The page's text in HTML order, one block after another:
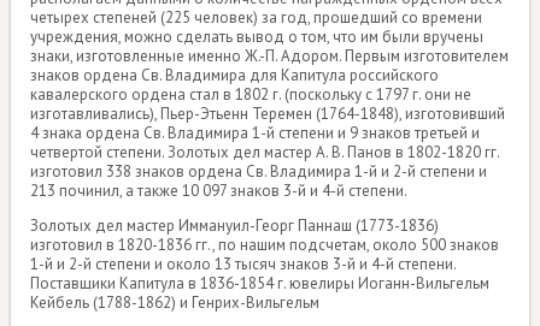
четырех степеней (225 человек) за год, прошедший со времени
учреждения, можно сделать вывод о том, что им были вручены
знаки, изготовленные именно Ж.-П. Адором. Первым изготовителем
знаков ордена Св. Владимира для Капитула российского
кавалерского ордена стал в 1802 г. (поскольку с 1797 г. они не
изготавливались), Пьер-Этьенн Теремен (1764-1848), изготовивший
4 знака ордена Св. Владимира 1-й степени и 9 знаков третьей и
четвертой степени. Золотых дел мастер А. В. Панов в 1802-1820 гг.
изготовил 338 знаков ордена Св. Владимира 1-й и 2-й степени и
213 починил, а также 10 097 знаков 3-й и 4-й степени.
Золотых дел мастер Иммануил-Георг Паннаш (1773-1836)
изготовил в 1820-1836 гг., по нашим подсчетам, около 500 знаков
1-й и 2-й степени и около 13 тысяч знаков 3-й и 4-й степени.
Поставщики Капитула в 1836-1854 г. ювелиры Иоганн-Вильгельм
Кейбель (1788-1862) и Генрих-Вильгельм